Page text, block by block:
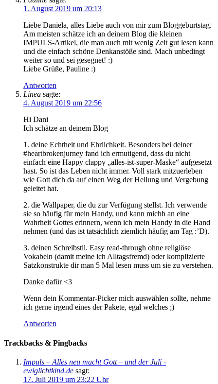
1. August 2019 um 20:13
Liebe Daniela, alles Liebe auch von mir zum Bloggeburtstag.
Am meisten schätze ich an deinem Blog die kleinen
IMPULS-Artikel, die man auch mit wenig Zeit gut lesen kann
und die einfach schöne Denkanstöße sind. Mach unbedingt
weiter so und sei gesegnet! :)
Liebe Grüße, Pauline :)
Antworten
Linea sagte:
4. August 2019 um 22:56
Hi Dani
Ich schätze an deinem Blog
1. deine Echtheit und Ehrlichkeit. Besonders bei deiner
#heartbrokenjurney fand ich ermutigend, dass du nicht
einfach eine Happy clappy „alles-ist-super-Maske“ aufgesetzt
hast. So ist das Leben nicht immer. Voll stark mitzuerleben
wie Gott dich da auf einen Weg der Heilung und Vergebung
geleitet hat.
2. die Wallpaper, die du zur Verfügung stellst. Ich verwende
sie so häufig für mein Handy, und kann michh an eine
Wahrheit Gottes erinnern, wenn ich mein Handy in die Hand
nehmen (und das ist tatsächlich ziemlich häufig am Tag :’D).
3. deinen Schreibstil. Easy read-through ohne religiöse
Vokabeln (damit meine ich Alltagsfremd) oder komplizierte
Satzkonstrukte dir man 5 Mal lesen muss um sie zu verstehen.
Danke dafür <3
Wenn dein Kommentar-Picker mich auswählen sollte, nehme
ich gerne irgend eines der Pakete, egal welches ;)
Antworten
Trackbacks & Pingbacks
Impuls – Alles neu macht Gott – und der Juli -
ewiglichtkind.de sagt:
17. Juli 2019 um 23:22 Uhr